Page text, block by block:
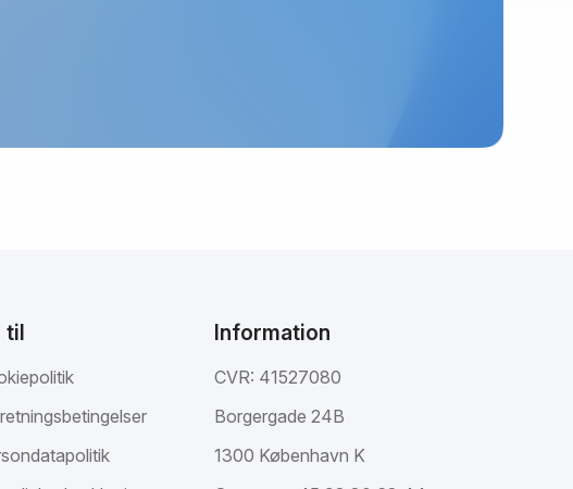
til Information
CVR: 41527080
Borgergade 24B
1300 København K